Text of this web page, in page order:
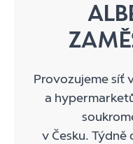
Provozujeme síť
a
v Česku.